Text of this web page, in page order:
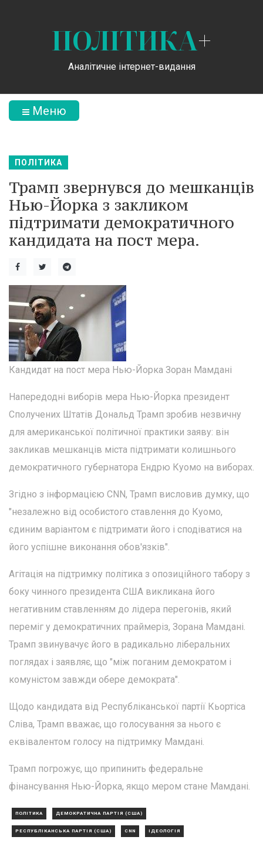
ПОЛІТИКА+
Аналітичне інтернет-видання
Меню
ПОЛІТИКА
Трамп звернувся до мешканців
Нью-Йорка з закликом
підтримати демократичного
кандидата на пост мера.
Кандидат на пост мера Нью-Йорка Зоран Мамдані
Напередодні виборів мера Нью-Йорка президент
Сполучених Штатів Дональд Трамп зробив незвичну
для американської політичної практики заяву: він
закликав мешканців міста підтримати колишнього
демократичного губернатора Ендрю Куомо на виборах.
Згідно з інформацією CNN, Трамп висловив думку, що
"незалежно від особистого ставлення до Куомо,
єдиним варіантом є підтримати його і сподіватися на
його успішне виконання обов'язків".
Агітація на підтримку політика з опозиційного табору з
боку чинного президента США викликана його
негативним ставленням до лідера перегонів, який
переміг у демократичних праймеріз, Зорана Мамдані.
Трамп звинувачує його в радикально ліберальних
поглядах і заявляє, що "між поганим демократом і
комуністом завжди обере демократа".
Щодо кандидата від Республіканської партії Кьортіса
Сліва, Трамп вважає, що голосування за нього є
еквівалентом голосу на підтримку Мамдані.
Трамп погрожує, що припинить федеральне
фінансування Нью-Йорка, якщо мером стане Мамдані.
ПОЛІТИКА ДЕМОКРАТИЧНА ПАРТІЯ (США)
РЕСПУБЛІКАНСЬКА ПАРТІЯ (США) CNN ІДЕОЛОГІЯ